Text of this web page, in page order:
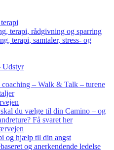
terapi, rådgivning og sparring
terapi, samtaler, stress- og
Udstyr
– Walk & Talk – turene
du vælge til din Camino – og
Få svaret her
og hjælp til din angst
og anerkendende ledelse